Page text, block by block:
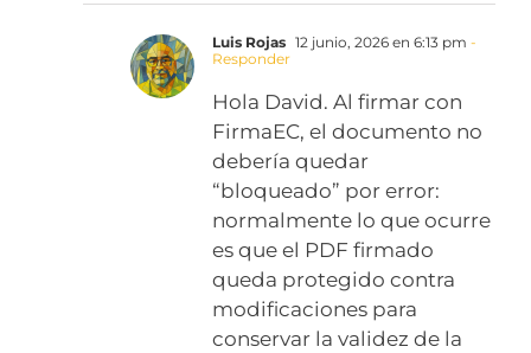
Luis Rojas 12 junio, 2026 en 6:13 pm -
Responder
Hola David. Al firmar con
FirmaEC, el documento no
debería quedar
“bloqueado” por error:
normalmente lo que ocurre
es que el PDF firmado
queda protegido contra
modificaciones para
conservar la validez de la